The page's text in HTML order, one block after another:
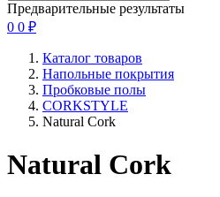
Предварительные результаты
0 0 ₽
Каталог товаров
Напольные покрытия
Пробковые полы
CORKSTYLE
Natural Cork
Natural Cork